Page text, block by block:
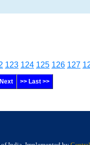
123 124 125 126 127
>> Last >>